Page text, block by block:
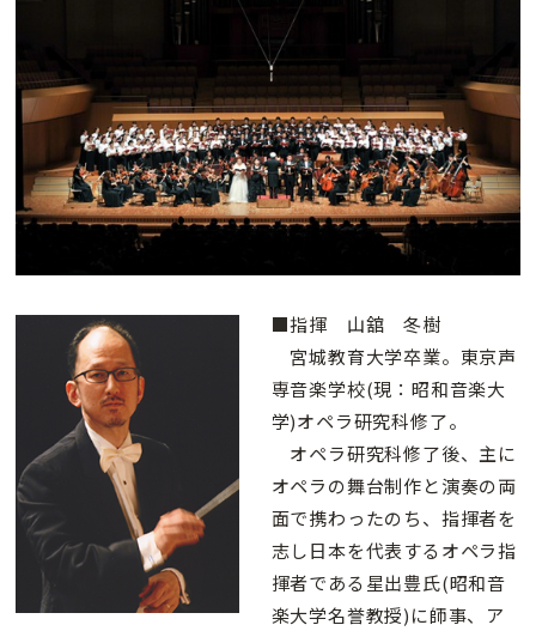
■指揮 山舘 冬樹
宮城教育大学卒業。東京声
専音楽学校(現：昭和音楽大
学)オペラ研究科修了。
オペラ研究科修了後、主に
オペラの舞台制作と演奏の両
面で携わったのち、指揮者を
志し日本を代表するオペラ指
揮者である星出豊氏(昭和音
楽大学名誉教授)に師事、ア